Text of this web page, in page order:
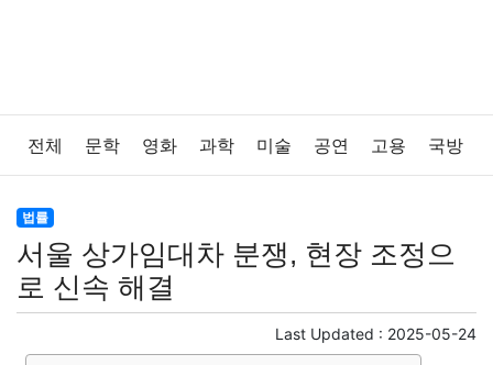
전체 문학 영화 과학 미술 공연 고용 국방
법률
보건 질병 가요 방송 일상 주식 암호화폐
반려동물 패션 미용
법률
서울 상가임대차 분쟁, 현장 조정으
로 신속 해결
Last Updated : 2025-05-24